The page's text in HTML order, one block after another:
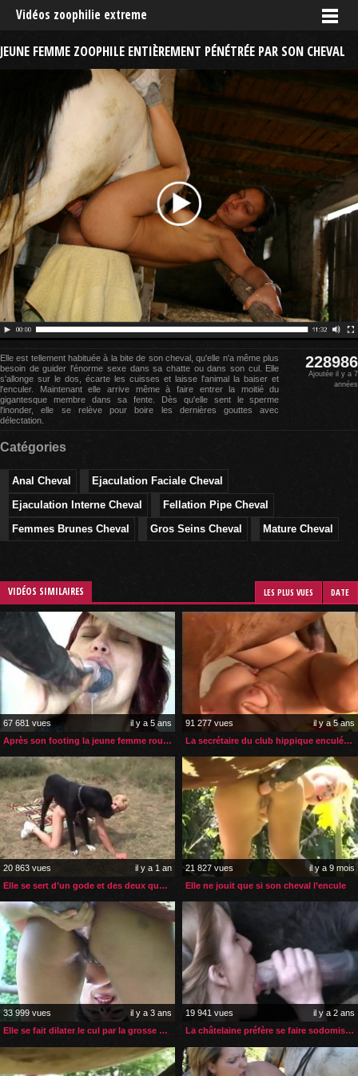
Vidéos zoophilie extreme
JEUNE FEMME ZOOPHILE ENTIÈREMENT PÉNÉTRÉE PAR SON CHEVAL
Elle est tellement habituée à la bite de son cheval, qu'elle n'a même plus
besoin de guider l'énorme sexe dans sa chatte ou dans son cul. Elle
s'allonge sur le dos, écarte les cuisses et laisse l'animal la baiser et
l'enculer. Maintenant elle arrive même à faire entrer la moitié du
gigantesque membre dans sa fente. Dès qu'elle sent le sperme
l'inonder, elle se relève pour boire les dernières gouttes avec
délectation.
228986
Ajoutée il y a 7
années
Catégories
Anal Cheval
Ejaculation Faciale Cheval
Ejaculation Interne Cheval
Fellation Pipe Cheval
Femmes Brunes Cheval
Gros Seins Cheval Mature Cheval
VIDÉOS SIMILAIRES LES PLUS VUES DATE
67 681 vues
il y a 5 ans
Après son footing la jeune femme rousse tringler par son cheval
91 277 vues
il y a 5 ans
La secrétaire du club hippique enculée par un cheval
20 863 vues
il y a 1 an
Elle se sert d’un gode et des deux queues de son chien pour jouir
21 827 vues
il y a 9 mois
Elle ne jouit que si son cheval l’encule
33 999 vues
il y a 3 ans
Elle se fait dilater le cul par la grosse bite de son cheval
19 941 vues
il y a 2 ans
La châtelaine préfère se faire sodomiser par son cheval